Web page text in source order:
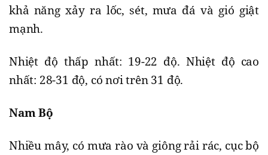
khả năng xảy ra lốc, sét, mưa đá và gió giật
mạnh.
Nhiệt độ thấp nhất: 19-22 độ. Nhiệt độ cao
nhất: 28-31 độ, có nơi trên 31 độ.
Nam Bộ
Nhiều mây, có mưa rào và giông rải rác, cục bộ